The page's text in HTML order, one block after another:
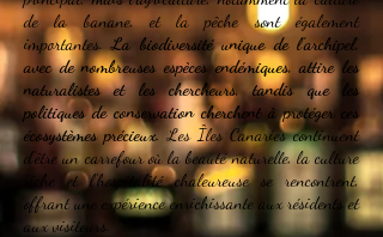
de la banane, et la pêche sont également
importantes.La biodiversité unique de l'archipel,
avec de nombreuses espèces endémiques, attire les
naturalistes et les chercheurs, tandis que les
politiques de conservation cherchent à protéger ces
écosystèmes précieux.Les Îles Canaries continuent
d'être un carrefour où la beauté naturelle, la culture
riche et l'hospitalité chaleureuse se rencontrent,
offrant une expérience enrichissante aux résidents et
aux visiteurs.